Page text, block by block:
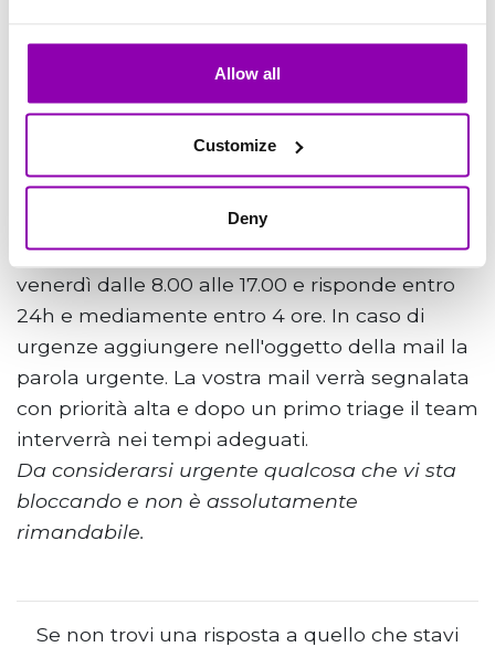
Allow all
Customize
Deny
Il team di supporto è attivo dal lunedì al
venerdì dalle 8.00 alle 17.00 e risponde entro
24h e mediamente entro 4 ore. In caso di
urgenze aggiungere nell'oggetto della mail la
parola urgente. La vostra mail verrà segnalata
con priorità alta e dopo un primo triage il team
interverrà nei tempi adeguati.
Da considerarsi urgente qualcosa che vi sta
bloccando e non è assolutamente
rimandabile.
Se non trovi una risposta a quello che stavi